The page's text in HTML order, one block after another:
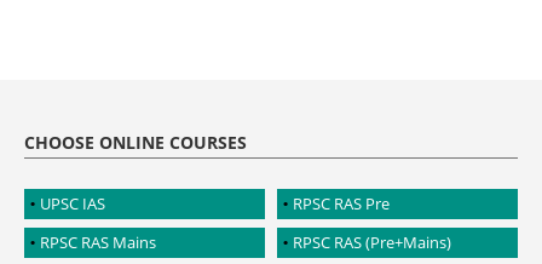
CHOOSE ONLINE COURSES
UPSC IAS
RPSC RAS Pre
RPSC RAS Mains
RPSC RAS (Pre+Mains)